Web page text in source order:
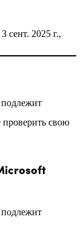
сент. 2025 г.,
проверить свою